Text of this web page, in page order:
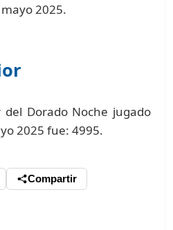
2025.
Dorado Noche jugado
2025 fue: 4995.
Compartir